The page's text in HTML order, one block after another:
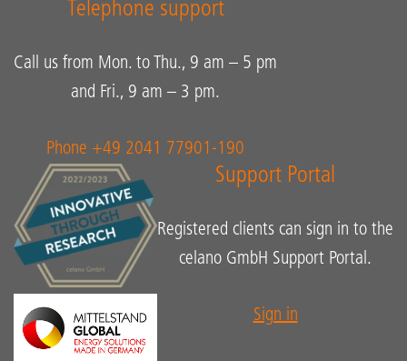
Telephone support
Call us from Mon. to Thu., 9 am – 5 pm
and Fri., 9 am – 3 pm.
Phone +49 2041 77901-190
Support Portal
Registered clients can sign in to the
celano GmbH Support Portal.
Sign in